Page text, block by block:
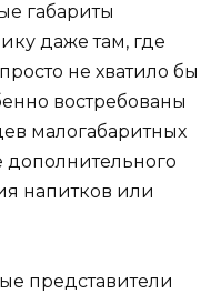
габариты
даже там, где
не хватило бы
востребованы
малогабаритных
дополнительного
напитков или
представители